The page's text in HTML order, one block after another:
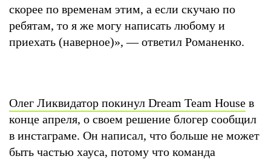
скорее по временам этим, а если скучаю по
ребятам, то я же могу написать любому и
приехать (наверное)», — ответил Романенко.
Олег Ликвидатор покинул Dream Team House в
конце апреля, о своем решение блогер сообщил
в инстаграме. Он написал, что больше не может
быть частью хауса, потому что команда